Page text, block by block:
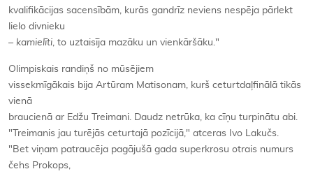
kvalifikācijas sacensībām, kurās gandrīz neviens nespēja pārlekt
lielo divnieku
– kamielīti, to uztaisīja mazāku un vienkāršāku."
Olimpiskais randiņš no mūsējiem
vissekmīgākais bija Artūram Matisonam, kurš ceturtdaļfinālā tikās
vienā
braucienā ar Edžu Treimani. Daudz netrūka, ka cīņu turpinātu abi.
"Treimanis jau turējās ceturtajā pozīcijā," atceras Ivo Lakučs.
"Bet viņam patraucēja pagājušā gada superkrosu otrais numurs
čehs Prokops,